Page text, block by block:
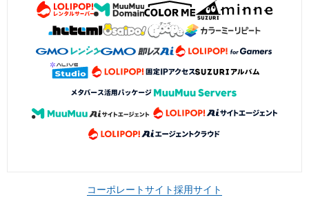
コーポレートサイト採用サイト